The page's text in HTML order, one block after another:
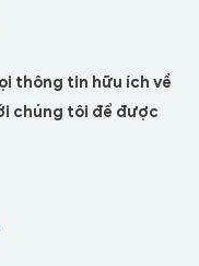
thông tin hữu ích về
chúng tôi để được